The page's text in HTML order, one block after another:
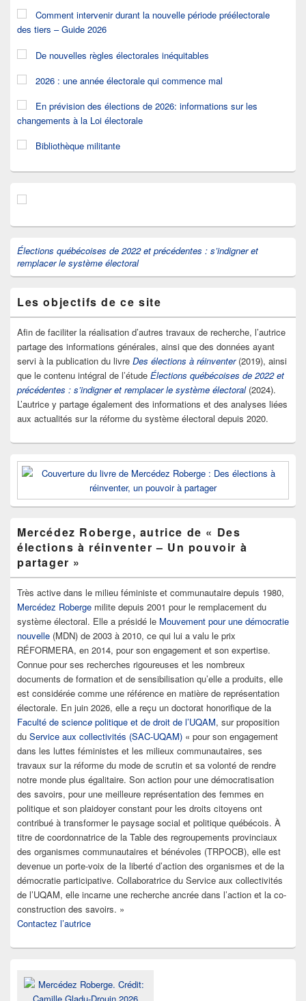
Comment intervenir durant la nouvelle période préélectorale
des tiers – Guide 2026
De nouvelles règles électorales inéquitables
2026 : une année électorale qui commence mal
En prévision des élections de 2026: informations sur les
changements à la Loi électorale
Bibliothèque militante
Élections québécoises de 2022 et précédentes : s’indigner et
remplacer le système électoral
Les objectifs de ce site
Afin de faciliter la réalisation d’autres travaux de recherche, l’autrice
partage des informations générales, ainsi que des données ayant
servi à la publication du livre Des élections à réinventer(2019), ainsi
que le contenu intégral de l’étude Élections québécoises de 2022 et
précédentes : s’indigner et remplacer le système électoral(2024).
L’autrice y partage également des informations et des analyses liées
aux actualités sur la réforme du système électoral depuis 2020.
Mercédez Roberge, autrice de « Des
élections à réinventer – Un pouvoir à
partager »
Très active dans le milieu féministe et communautaire depuis 1980,
Mercédez Roberge milite depuis 2001 pour le remplacement du
système électoral. Elle a présidé le Mouvement pour une démocratie
nouvelle (MDN) de 2003 à 2010, ce qui lui a valu le prix
RÉFORMERA, en 2014, pour son engagement et son expertise.
Connue pour ses recherches rigoureuses et les nombreux
documents de formation et de sensibilisation qu’elle a produits, elle
est considérée comme une référence en matière de représentation
électorale. En juin 2026, elle a reçu un doctorat honorifique de la
Faculté de science politique et de droit de l’UQAM, sur proposition
du Service aux collectivités (SAC-UQAM) « pour son engagement
dans les luttes féministes et les milieux communautaires, ses
travaux sur la réforme du mode de scrutin et sa volonté de rendre
notre monde plus égalitaire. Son action pour une démocratisation
des savoirs, pour une meilleure représentation des femmes en
politique et son plaidoyer constant pour les droits citoyens ont
contribué à transformer le paysage social et politique québécois. À
titre de coordonnatrice de la Table des regroupements provinciaux
des organismes communautaires et bénévoles (TRPOCB), elle est
devenue un porte-voix de la liberté d’action des organismes et de la
démocratie participative. Collaboratrice du Service aux collectivités
de l’UQAM, elle incarne une recherche ancrée dans l’action et la co-
construction des savoirs. »
Contactez l’autrice